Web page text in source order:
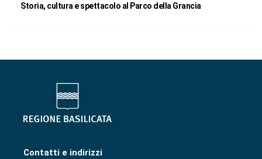
Storia, cultura e spettacolo al Parco della Grancia
Contatti e indirizzi